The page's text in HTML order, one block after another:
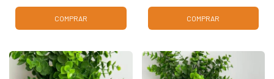
COMPRAR COMPRAR